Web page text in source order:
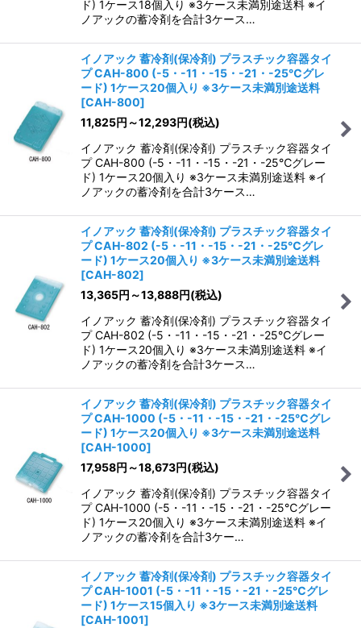
ド) 1ケース18個入り ※3ケース未満別途送料 ※イ
ノアックの蓄冷剤を合計3ケース…
イノアック 蓄冷剤(保冷剤) プラスチック容器タイ
プ CAH-800 (-5・-11・-15・-21・-25℃グレ
ード) 1ケース20個入り ※3ケース未満別途送料
[CAH-800]
11,825円 ～12,293円(税込)
イノアック 蓄冷剤(保冷剤) プラスチック容器タイ
プ CAH-800 (-5・-11・-15・-21・-25℃グレー
ド) 1ケース20個入り ※3ケース未満別途送料 ※イ
ノアックの蓄冷剤を合計3ケース…
イノアック 蓄冷剤(保冷剤) プラスチック容器タイ
プ CAH-802 (-5・-11・-15・-21・-25℃グレ
ード) 1ケース20個入り ※3ケース未満別途送料
[CAH-802]
13,365円 ～13,888円(税込)
イノアック 蓄冷剤(保冷剤) プラスチック容器タイ
プ CAH-802 (-5・-11・-15・-21・-25℃グレー
ド) 1ケース20個入り ※3ケース未満別途送料 ※イ
ノアックの蓄冷剤を合計3ケース…
イノアック 蓄冷剤(保冷剤) プラスチック容器タイ
プ CAH-1000 (-5・-11・-15・-21・-25℃グレ
ード) 1ケース20個入り ※3ケース未満別途送料
[CAH-1000]
17,958円 ～18,673円(税込)
イノアック 蓄冷剤(保冷剤) プラスチック容器タイ
プ CAH-1000 (-5・-11・-15・-21・-25℃グレー
ド) 1ケース20個入り ※3ケース未満別途送料 ※イ
ノアックの蓄冷剤を合計3ケー…
イノアック 蓄冷剤(保冷剤) プラスチック容器タイ
プ CAH-1001 (-5・-11・-15・-21・-25℃グレ
ード) 1ケース15個入り ※3ケース未満別途送料
[CAH-1001]